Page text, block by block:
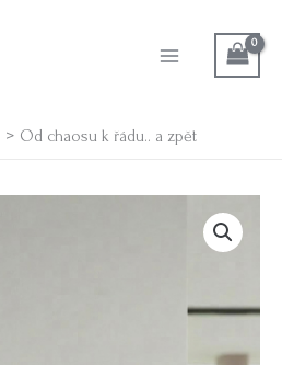
Od chaosu k řádu.. a zpět